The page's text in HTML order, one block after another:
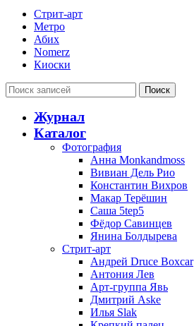
Стрит-арт
Метро
Абих
Nomerz
Киоски
Поиск
Журнал
Каталог
Фотография
Анна Monkandmoss
Вивиан Дель Рио
Константин Вихров
Макар Терёшин
Саша 5tep5
Фёдор Савинцев
Янина Болдырева
Стрит-арт
Андрей Druce Boxcar
Антония Лев
Арт-группа Явь
Дмитрий Aske
Илья Slak